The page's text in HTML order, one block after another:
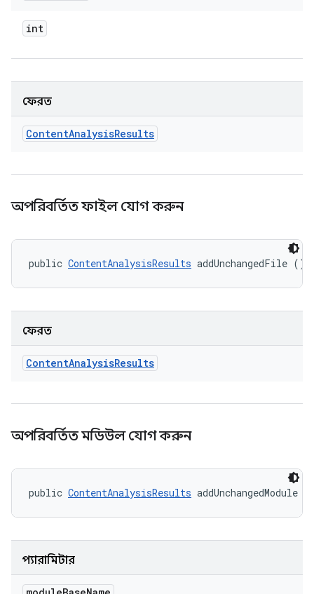
int
ফেরত
ContentAnalysisResults
অপরিবর্তিত ফাইল যোগ করুন
public ContentAnalysisResults addUnchangedFile ()
ফেরত
ContentAnalysisResults
অপরিবর্তিত মডিউল যোগ করুন
public ContentAnalysisResults addUnchangedModule
প্যারামিটার